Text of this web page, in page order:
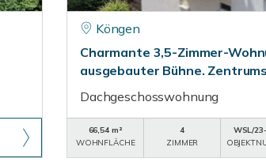
Köngen
Charmante 3,5-Zimmer-
ausgebauter Bühne.
Dachgeschosswohnung
66,54 m²
WOHNFLÄCHE
4
ZIMMER
WSL/